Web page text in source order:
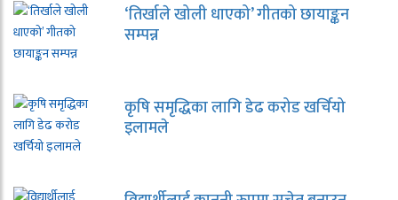
‘तिर्खाले खोली धाएको’ गीतको छायाङ्कन
सम्पन्न
कृषि समृद्धिका लागि डेढ करोड खर्चियो
इलामले